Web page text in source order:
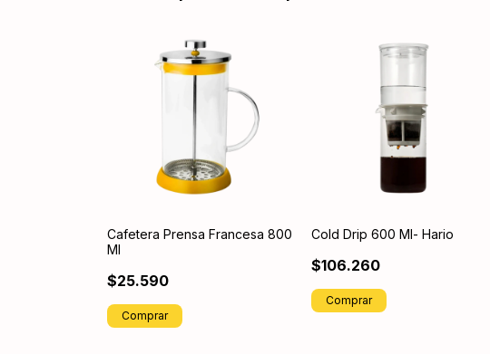
Cafetera Prensa Francesa 800
Ml
$25.590
Comprar
Cold Drip 600 Ml- Hario
$106.260